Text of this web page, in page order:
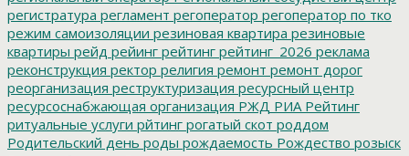
регистратура регламент регоператор регоператор по тко
режим самоизоляции резиновая квартира резиновые
квартиры рейд рейинг рейтинг рейтинг_2026 реклама
реконструкция ректор религия ремонт ремонт дорог
реорганизация реструктуризация ресурсный центр
ресурсоснабжающая организация РЖД РИА Рейтинг
ритуальные услуги рйтинг рогатый скот роддом
Родительский день роды рождаемость Рождество розыск